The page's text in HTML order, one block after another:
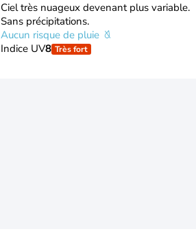
Ciel très nuageux devenant plus variable.
Sans précipitations.
Aucun risque de pluie
Indice UV8 Très fort